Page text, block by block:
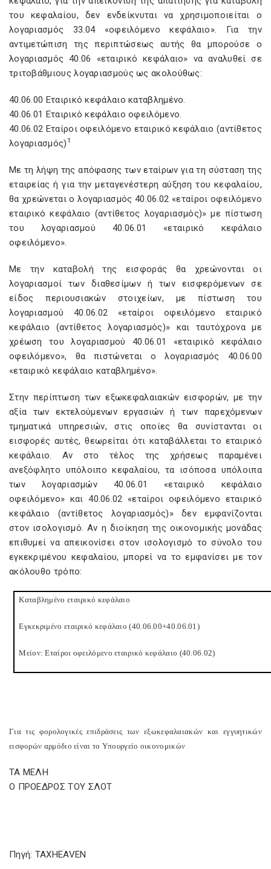
του κεφαλαίου, δεν ενδείκνυται να χρησιμοποιείται ο
λογαριασμός 33.04 «οφειλόμενο κεφάλαιο». Για την
αντιμετώπιση της περιπτώσεως αυτής θα μπορούσε ο
λογαριασμός 40.06 «εταιρικό κεφάλαιο» να αναλυθεί σε
τριτοβάθμιους λογαριασμούς ως ακολούθως:
40.06.00 Εταιρικό κεφάλαιο καταβλημένο.
40.06.01 Εταιρικό κεφάλαιο οφειλόμενο.
40.06.02 Εταίροι οφειλόμενο εταιρικό κεφάλαιο (αντίθετος
λογαριασμός)1
Με τη λήψη της απόφασης των εταίρων για τη σύσταση της
εταιρείας ή για την μεταγενέστερη αύξηση του κεφαλαίου,
θα χρεώνεται ο λογαριασμός 40.06.02 «εταίροι οφειλόμενο
εταιρικό κεφάλαιο (αντίθετος λογαριασμός)» με πίστωση
του λογαριασμού 40.06.01 «εταιρικό κεφάλαιο
οφειλόμενο».
Με την καταβολή της εισφοράς θα χρεώνονται οι
λογαριασμοί των διαθεσίμων ή των εισφερόμενων σε
είδος περιουσιακών στοιχείων, με πίστωση του
λογαριασμού 40.06.02 «εταίροι οφειλόμενο εταιρικό
κεφάλαιο (αντίθετος λογαριασμός)» και ταυτόχρονα με
χρέωση του λογαριασμού 40.06.01 «εταιρικό κεφάλαιο
οφειλόμενο», θα πιστώνεται ο λογαριασμός 40.06.00
«εταιρικό κεφάλαιο καταβλημένο».
Στην περίπτωση των εξωκεφαλαιακών εισφορών, με την
αξία των εκτελούμενων εργασιών ή των παρεχόμενων
τμηματικά υπηρεσιών, στις οποίες θα συνίστανται οι
εισφορές αυτές, θεωρείται ότι καταβάλλεται το εταιρικό
κεφάλαιο. Αν στο τέλος της χρήσεως παραμένει
ανεξόφλητο υπόλοιπο κεφαλαίου, τα ισόποσα υπόλοιπα
των λογαριασμών 40.06.01 «εταιρικό κεφάλαιο
οφειλόμενο» και 40.06.02 «εταίροι οφειλόμενο εταιρικό
κεφάλαιο (αντίθετος λογαριασμός)» δεν εμφανίζονται
στον ισολογισμό. Αν η διοίκηση της οικονομικής μονάδας
επιθυμεί να απεικονίσει στον ισολογισμό το σύνολο του
εγκεκριμένου κεφαλαίου, μπορεί να το εμφανίσει με τον
ακόλουθο τρόπο:
Καταβλημένο εταιρικό κεφάλαιο
Εγκεκριμένο εταιρικό κεφάλαιο (40.06.00+40.06.01)
Μείον: Εταίροι οφειλόμενο εταιρικό κεφάλαιο
Για τις φορολογικές επιδράσεις των εξωκεφαλαιακών και εγγυητικών
εισφορών αρμόδιο είναι το Υπουργείο οικονομικών
ΤΑ ΜΕΛΗ
Ο ΠΡΟΕΔΡΟΣ ΤΟΥ ΣΛΟΤ
Πηγή: TAXHEAVEN